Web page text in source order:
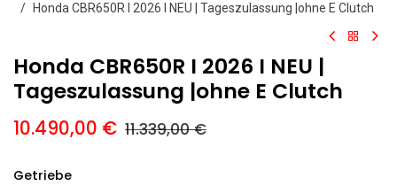
Honda CBR650R I 2026 I NEU | Tageszulassung |ohne E Clutch
Honda CBR650R I 2026 I NEU |
Tageszulassung |ohne E Clutch
10.490,00 € 11.339,00€
Getriebe